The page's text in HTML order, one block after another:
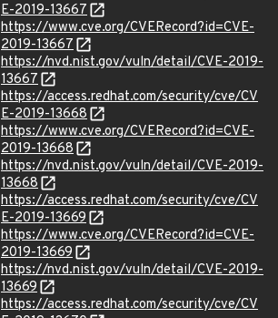
E-2019-13667
https://www.cve.org/CVERecord?id=CVE-
2019-13667
https://nvd.nist.gov/vuln/detail/CVE-2019-
13667
https://access.redhat.com/security/cve/CV
E-2019-13668
https://www.cve.org/CVERecord?id=CVE-
2019-13668
https://nvd.nist.gov/vuln/detail/CVE-2019-
13668
https://access.redhat.com/security/cve/CV
E-2019-13669
https://www.cve.org/CVERecord?id=CVE-
2019-13669
https://nvd.nist.gov/vuln/detail/CVE-2019-
13669
https://access.redhat.com/security/cve/CV